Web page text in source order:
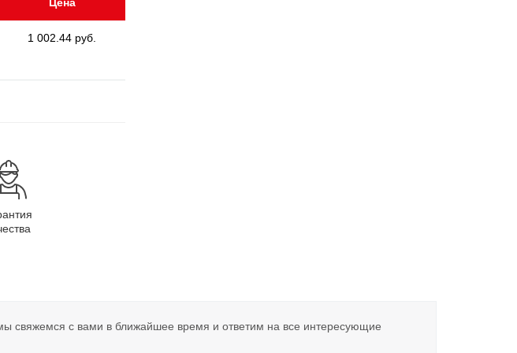
Цена
1 002.44 руб.
свяжемся с вами в ближайшее время и ответим на все интересующие